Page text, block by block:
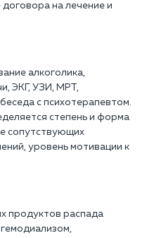
на лечение и
алкоголика,
ЭКГ, УЗИ, МРТ,
с психотерапевтом.
степень и форма
сопутствующих
уровень мотивации к
продуктов распада